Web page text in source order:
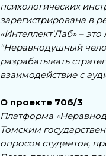
психологических
зарегистрирована в
«Интеллект'Лаб» –
"Неравнодушный
разрабатывать
взаимодействие с
О проекте 706/3
Платформа
Томским
опросов студентов,